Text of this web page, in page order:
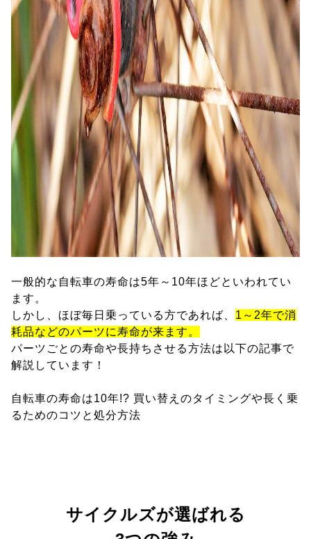
一般的な自転車の寿命は5年～10年ほどといわれてい
ます。
しかし、ほぼ毎日乗っている方であれば、 1～2年で消
耗品などのパーツに寿命が来ます。
パーツごとの寿命や長持ちさせる方法は以下の記事で
解説しています！
自転車の寿命は10年!? 買い替えのタイミングや長く乗
るためのコツと処分方法
サイクルズが選ばれる